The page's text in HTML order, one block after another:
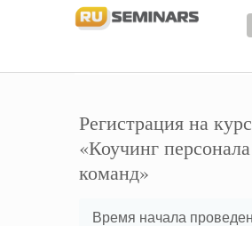
Курсы
Тренинги
Организаторы
Лектора
Регистрация на курс
«Коучинг
команд»
Время начала